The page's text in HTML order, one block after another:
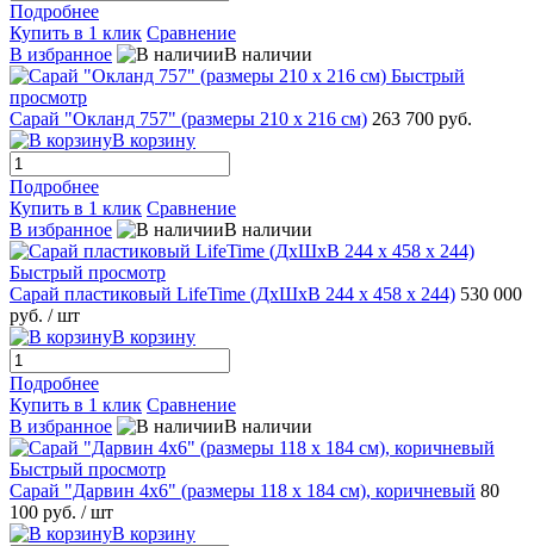
Подробнее
Купить в 1 клик Сравнение
В избранное
В наличии
Быстрый
просмотр
Сарай "Окланд 757" (размеры 210 х 216 см) 263 700 руб.
В корзину
Подробнее
Купить в 1 клик Сравнение
В избранное
В наличии
Быстрый просмотр
Сарай пластиковый LifeTime (ДхШхВ 244 х 458 х 244) 530 000
руб. / шт
В корзину
Подробнее
Купить в 1 клик Сравнение
В избранное
В наличии
Быстрый просмотр
Сарай "Дарвин 4х6" (размеры 118 х 184 см), коричневый 80
100 руб. / шт
В корзину